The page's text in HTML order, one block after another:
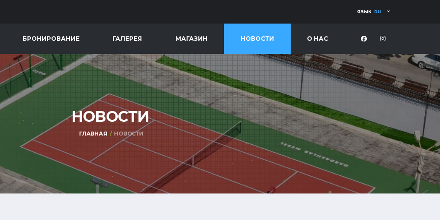
ЯЗЫК: RU
БРОНИРОВАНИЕ ГАЛЕРЕЯ МАГАЗИН НОВОСТИ О НАС
НОВОСТИ
ГЛАВНАЯ НОВОСТИ